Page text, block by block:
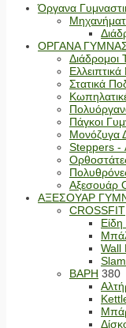
Όργανα
ΟΡΓΑΝΑ
Διάδρομοι
Στατικά
Πάγκοι
Μονόζυγα
Steppers -
Αξεσουάρ
ΑΞΕΣΟΥΑΡ
CROSSFIT
Wall
ΒΑΡΗ 380